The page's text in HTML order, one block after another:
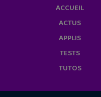
ACCUEIL
ACTUS
APPLIS
TESTS
TUTOS